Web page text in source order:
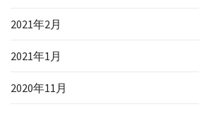
2021年2月
2021年1月
2020年11月